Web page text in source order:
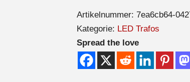
Artikelnummer: 7ea6cb64-
Kategorie: LED Trafos
Spread the love